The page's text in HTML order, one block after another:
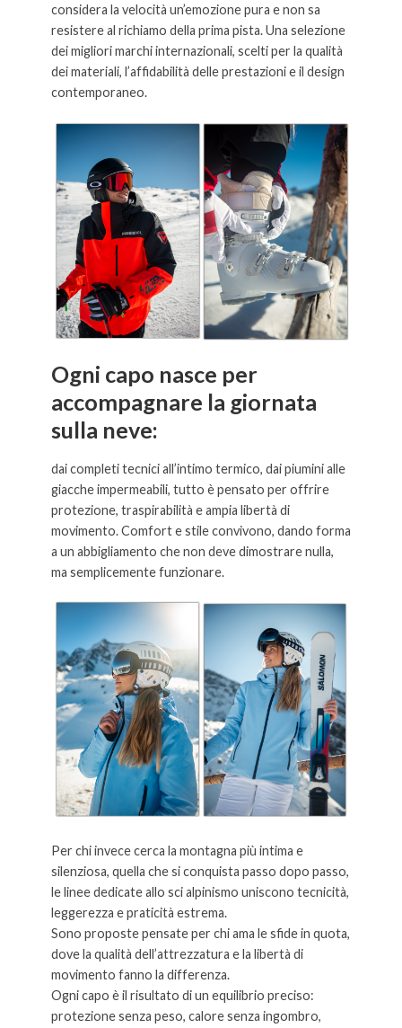
considera la velocità un’emozione pura e non sa
resistere al richiamo della prima pista. Una selezione
dei migliori marchi internazionali, scelti per la qualità
dei materiali, l’affidabilità delle prestazioni e il design
contemporaneo.
Ogni capo nasce per
accompagnare la giornata
sulla neve:
dai completi tecnici all’intimo termico, dai piumini alle
giacche impermeabili, tutto è pensato per offrire
protezione, traspirabilità e ampia libertà di
movimento. Comfort e stile convivono, dando forma
a un abbigliamento che non deve dimostrare nulla,
ma semplicemente funzionare.
Per chi invece cerca la montagna più intima e
silenziosa, quella che si conquista passo dopo passo,
le linee dedicate allo sci alpinismo uniscono tecnicità,
leggerezza e praticità estrema.
Sono proposte pensate per chi ama le sfide in quota,
dove la qualità dell’attrezzatura e la libertà di
movimento fanno la differenza.
Ogni capo è il risultato di un equilibrio preciso:
protezione senza peso, calore senza ingombro,